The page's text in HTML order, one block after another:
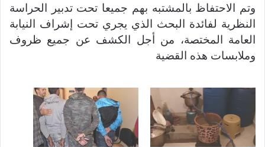
وتم الاحتفاظ بالمشتبه بهم جميعا تحت تدبير الحراسة
النظرية لفائدة البحث الذي يجري تحت إشراف النيابة
العامة المختصة، من أجل الكشف عن جميع ظروف
وملابسات هذه القضية